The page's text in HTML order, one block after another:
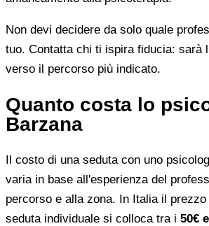
Non devi decidere da solo quale
tuo. Contatta chi ti ispira fiducia: sarà
verso il percorso più indicato.
Quanto costa lo
Barzana
Il costo di una seduta con uno
varia in base all'esperienza del
percorso e alla zona. In Italia il prezzo
seduta individuale si colloca tra i 50€